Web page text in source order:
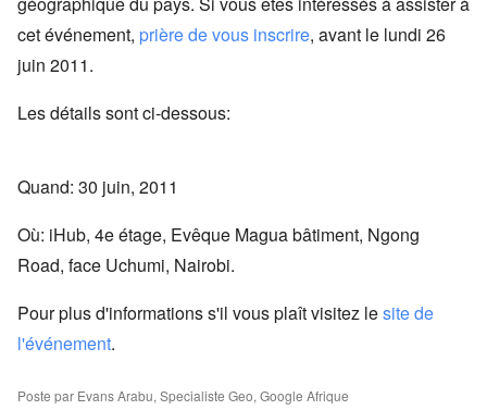
cet événement, prière de vous inscrire, avant le lundi 26
juin 2011.
Les détails sont ci-dessous:
Quand: 30 juin, 2011
Où: iHub, 4e étage, Evêque Magua bâtiment, Ngong
Road, face Uchumi, Nairobi.
Pour plus d'informations s'il vous plaît visitez lesite de
l'événement.
Poste par Evans Arabu, Specialiste Geo, Google Afrique